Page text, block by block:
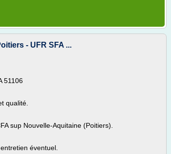
- UFR SFA ...
51106
qualité.
sup Nouvelle-Aquitaine (Poitiers).
éventuel.